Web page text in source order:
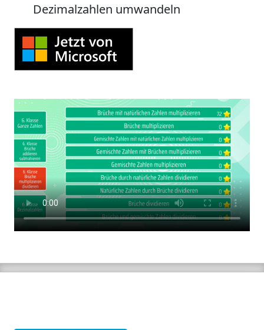
Dezimalzahlen umwandeln